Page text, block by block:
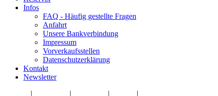
Infos
FAQ - Häufig gestellte Fragen
Anfahrt
Unsere Bankverbindung
Impressum
Vorverkaufsstellen
Datenschutzerklärung
Kontakt
Newsletter
| | | |